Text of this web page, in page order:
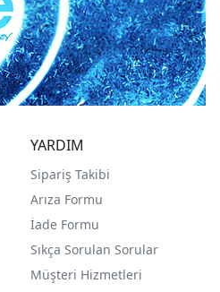
YARDIM
Sipariş Takibi
Arıza Formu
İade Formu
Sıkça Sorulan Sorular
Müşteri Hizmetleri